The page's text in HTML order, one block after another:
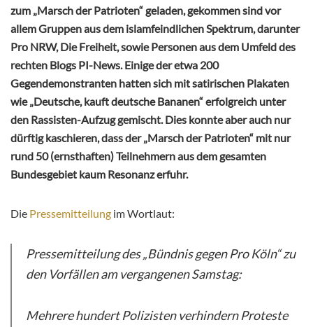
zum „Marsch der Patrioten“ geladen, gekommen sind vor
allem Gruppen aus dem islamfeindlichen Spektrum, darunter
Pro NRW, Die Freiheit, sowie Personen aus dem Umfeld des
rechten Blogs PI-News. Einige der etwa 200
Gegendemonstranten hatten sich mit satirischen Plakaten
wie „Deutsche, kauft deutsche Bananen“ erfolgreich unter
den Rassisten-Aufzug gemischt. Dies konnte aber auch nur
dürftig kaschieren, dass der „Marsch der Patrioten“ mit nur
rund 50 (ernsthaften) Teilnehmern aus dem gesamten
Bundesgebiet kaum Resonanz erfuhr.
Die Pressemitteilung im Wortlaut:
Pressemitteilung des „Bündnis gegen Pro Köln“ zu
den Vorfällen am vergangenen Samstag:
Mehrere hundert Polizisten verhindern Proteste